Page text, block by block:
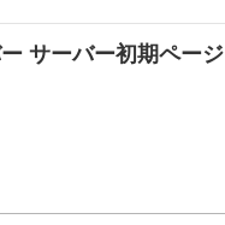
サーバー初期ページ